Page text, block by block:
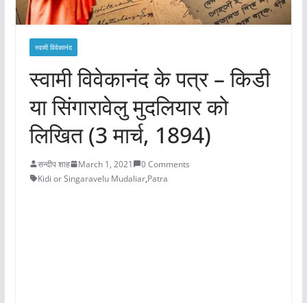
स्वामी विवेकानंद
स्वामी विवेकानंद के पत्र – किडी
या सिंगारावेलु मुदलियार को
लिखित (3 मार्च, 1894)
सन्दीप शाह March 1, 2021
0 Comments
Kidi or Singaravelu Mudaliar,Patra